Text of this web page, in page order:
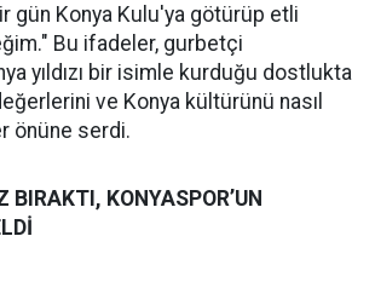
gün Konya Kulu'ya götürüp etli
Bu ifadeler, gurbetçi
yıldızı bir isimle kurduğu dostlukta
ve Konya kültürünü nasıl
önüne serdi.
BIRAKTI, KONYASPOR’UN